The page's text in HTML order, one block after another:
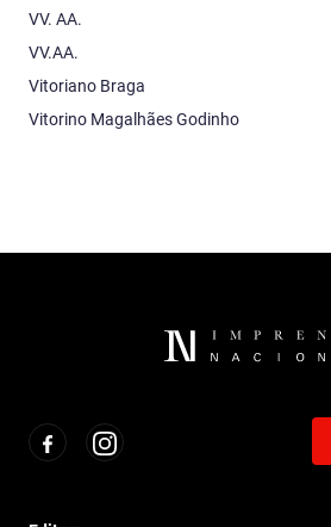
VV. AA.
VV.AA.
Vitoriano Braga
Vitorino Magalhães Godinho